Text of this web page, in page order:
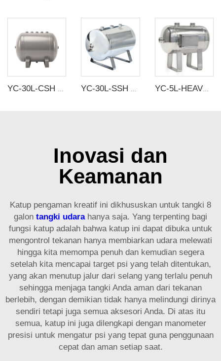
YC-30L-CSH 8.4bar Baja karbon tangki penyimpanan udara horisontal tanpa sambungan tangki udara YC-30L-SSH Tangki Penyimpanan Udara Terkompresi Stainless Steel Portabel YC-5L-HEAVY PRESSURE-SSH Portable Stainless Steel Compressed Air Storage Tank
Inovasi dan
Keamanan
Katup pengaman kreatif ini dikhususkan untuk tangki 8
galon tangki udara hanya saja. Yang terpenting bagi
fungsi katup adalah bahwa katup ini dapat dibuka untuk
mengontrol tekanan hanya membiarkan udara melewati
hingga kita memompa penuh dan kemudian segera
setelah kita mencapai target psi yang telah ditentukan,
yang akan menutup jalur dari selang yang terlalu penuh
sehingga menjaga tangki Anda aman dari tekanan
berlebih, dengan demikian tidak hanya melindungi dirinya
sendiri tetapi juga semua aksesori Anda. Di atas itu
semua, katup ini juga dilengkapi dengan manometer
presisi untuk mengatur psi yang tepat guna penggunaan
cepat dan aman setiap saat.